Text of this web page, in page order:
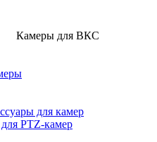
Камеры для ВКС
для камер
PTZ-камер